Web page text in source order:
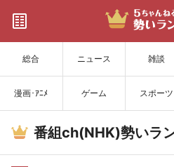
総合 ニュース 雑談
漫画･ｱﾆﾒ ゲーム スポーツ
サイト
番組ch(NHK)勢いラ